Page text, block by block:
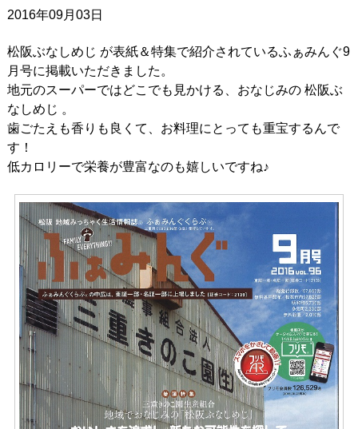
2016年09月03日
松阪ぶなしめじ が表紙＆特集で紹介されているふぁみんぐ9
月号に掲載いただきました。
地元のスーパーではどこでも見かける、おなじみの 松阪ぶ
なしめじ 。
歯ごたえも香りも良くて、お料理にとっても重宝するんで
す！
低カロリーで栄養が豊富なのも嬉しいですね♪